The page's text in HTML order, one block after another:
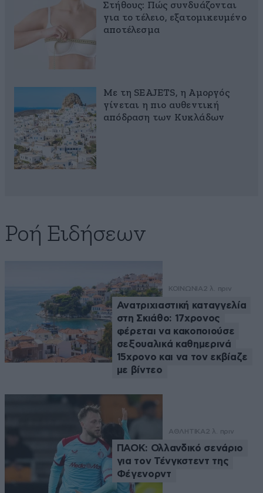
Στήθους: Πώς συνδυάζονται
για το τέλειο, εξατομικευμένο
αποτέλεσμα
Με τη SEAJETS, η Αμοργός
γίνεται η πιο αυθεντική
απόδραση των Κυκλάδων
Ροή Ειδήσεων
ΚΟΙΝΩΝΙΑ2 λ. πριν
Ανατριχιαστική καταγγελία
στη Σκιάθο: 17χρονος
φέρεται να κακοποιούσε
σεξουαλικά καθημερινά
15χρονο και να τον εκβίαζε
με βίντεο
ΑΘΛΗΤΙΚΑ2 λ. πριν
ΠΑΟΚ: Ολλανδικό σενάριο
για τον Τένγκστεντ της
Φέγενορντ